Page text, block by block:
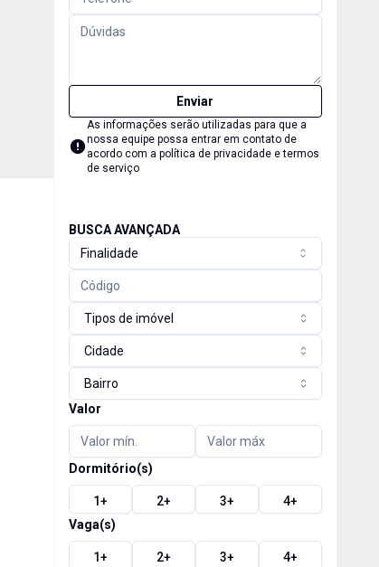
Enviar
As informações serão utilizadas para que a
nossa equipe possa entrar em contato de
acordo com a política de privacidade e termos
de serviço
BUSCA AVANÇADA
Finalidade
Tipos de imóvel
Cidade
Bairro
Valor
Dormitório(s)
1+ 2+ 3+ 4+
Vaga(s)
1+ 2+ 3+ 4+